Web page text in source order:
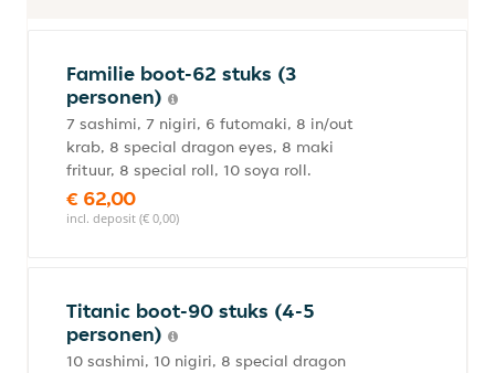
Familie boot-62 stuks (3
personen)
7 sashimi, 7 nigiri, 6 futomaki, 8 in/out
krab, 8 special dragon eyes, 8 maki
frituur, 8 special roll, 10 soya roll.
€ 62,00
incl. deposit (€ 0,00)
Titanic boot-90 stuks (4-5
personen)
10 sashimi, 10 nigiri, 8 special dragon